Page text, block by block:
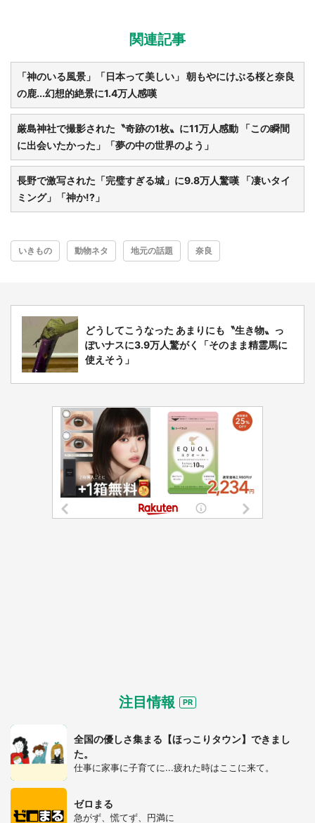
選択する
関連記事
「神のいる風景」「日本って美しい」 朝もやにけぶる桜と奈良
の鹿...幻想的絶景に1.4万人感嘆
厳島神社で撮影された〝奇跡の1枚〟に11万人感動 「この瞬間
に出会いたかった」「夢の中の世界のよう」
長野で激写された「完璧すぎる城」に9.8万人驚嘆 「凄いタイ
ミング」「神か!?」
いきもの 動物ネタ 地元の話題 奈良
どうしてこうなった あまりにも〝生き物〟っ
ぽいナスに3.9万人驚がく「そのまま精霊馬に
使えそう」
注目情報
全国の優しさ集まる【ほっこりタウン】できまし
た。
仕事に家事に子育てに...疲れた時はここに来て。
ゼロまる
急がず、慌てず、円満に